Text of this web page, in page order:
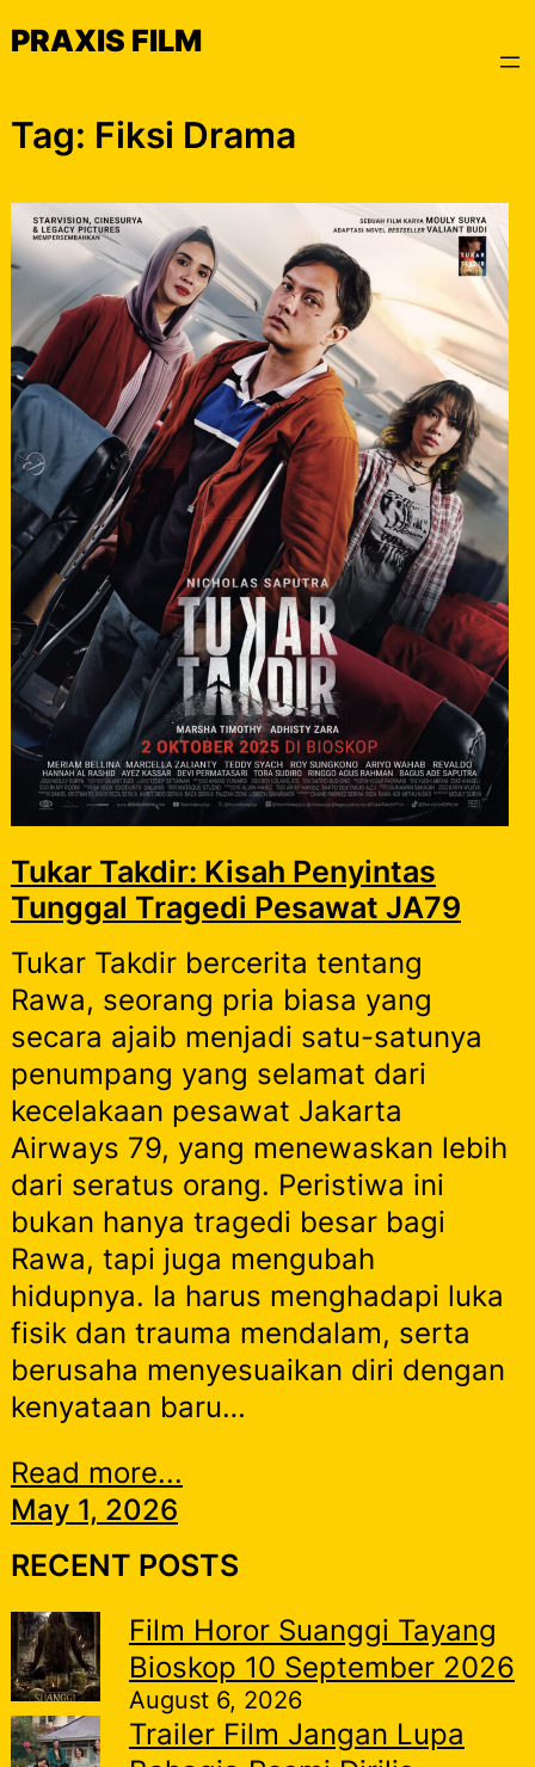
toPRAXIS FILM
Tag: Fiksi Drama
Tukar Takdir: Kisah Penyintas
Tunggal Tragedi Pesawat JA79
Tukar Takdir bercerita tentang
Rawa, seorang pria biasa yang
secara ajaib menjadi satu-satunya
penumpang yang selamat dari
kecelakaan pesawat Jakarta
Airways 79, yang menewaskan lebih
dari seratus orang. Peristiwa ini
bukan hanya tragedi besar bagi
Rawa, tapi juga mengubah
hidupnya. Ia harus menghadapi luka
fisik dan trauma mendalam, serta
berusaha menyesuaikan diri dengan
kenyataan baru…
Read more...
May 1, 2026
RECENT POSTS
Film Horor Suanggi Tayang
Bioskop 10 September 2026
August 6, 2026
Trailer Film Jangan Lupa